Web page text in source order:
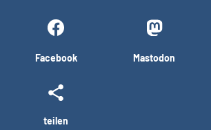
Facebook Mastodon
teilen